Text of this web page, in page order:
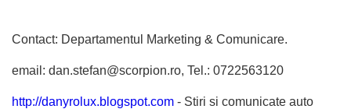
Contact: Departamentul Marketing & Comunicare.
email: dan.stefan@scorpion.ro, Tel.: 0722563120
http://danyrolux.blogspot.com - Stiri si comunicate auto